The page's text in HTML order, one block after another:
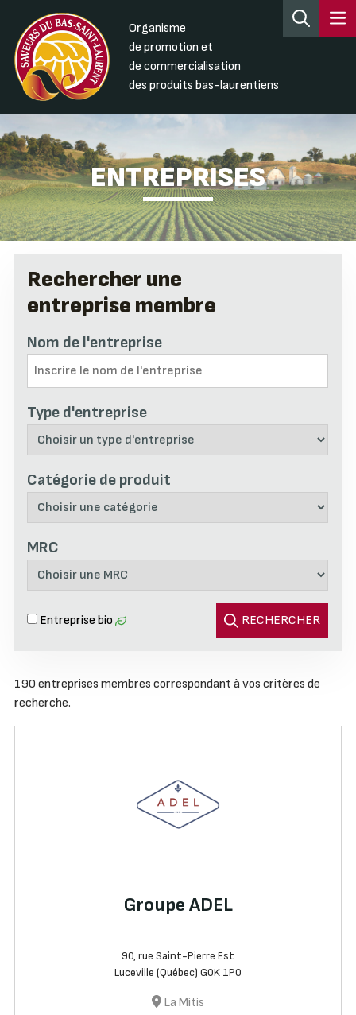
Organisme
de promotion et
de commercialisation
des produits bas-laurentiens
ENTREPRISES
Rechercher une
entreprise membre
Nom de l'entreprise
Type d'entreprise
Catégorie de produit
MRC
Entreprise bio RECHERCHER
vos critères de recherche.
190 entreprises membres correspondant à vos critères de
recherche.
Groupe ADEL
90, rue Saint-Pierre Est
Luceville (Québec) G0K 1P0
La Mitis